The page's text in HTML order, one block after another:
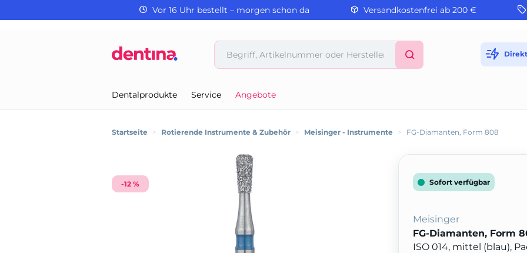
Vor 16 Uhr bestellt – morgen schon da Versandkostenfrei ab 200 €
Dentalprodukte Service Angebote
Startseite > Rotierende Instrumente & Zubehör > Meisinger - Instrumente > FG-Diamanten, Form 808
-12 % Sofort verfügbar
Meisinger
FG-Diamanten, Form
ISO 014, mittel (blau),